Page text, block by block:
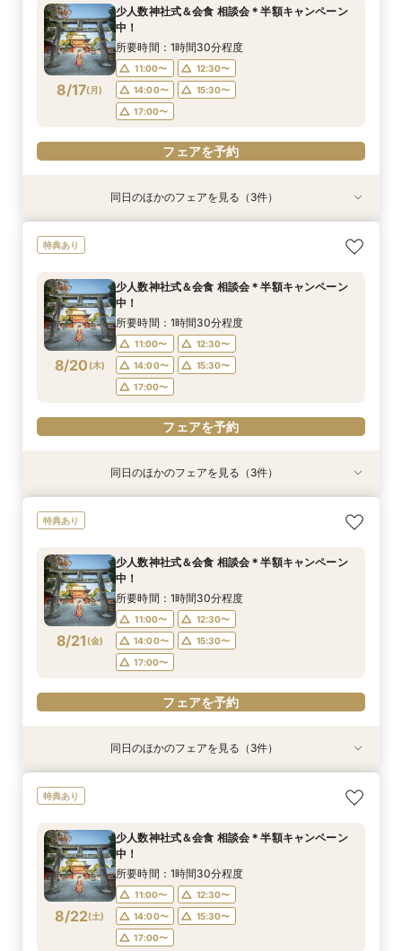
8/16(日)
14:00〜
15:30〜
17:00〜
フェアを予約
8/16(日)
14:00〜
15:30〜
17:00〜
フェアを予約
8/16(日)
フェアを予約
8/17(月)
少人数神社式＆会食 相談会＊半額キャンペーン
中！
所要時間：1時間30分程度
11:00〜
12:30〜
14:00〜
15:30〜
17:00〜
フェアを予約
8/17(月)
【少人数専門】家族に感謝を伝える結婚式＆会食
14:00〜
15:30〜
17:00〜
フェアを予約
8/17(月)
14:00〜
15:30〜
17:00〜
フェアを予約
8/17(月)
大人気！リゾートウエディング相談会（沖縄、北
フェアを予約
同日のほかのフェアを見る（3件）
特典あり
8/20 (木)
少人数神社式＆会食 相談会＊半額キャンペーン
中！
所要時間：1時間30分程度
11:00〜
12:30〜
14:00〜
15:30〜
17:00〜
フェアを予約
8/20(木)
【少人数専門】家族に感謝を伝える結婚式＆会食
14:00〜
15:30〜
17:00〜
フェアを予約
8/20(木)
14:00〜
15:30〜
17:00〜
フェアを予約
8/20(木)
大人気！リゾートウエディング相談会（沖縄、北
フェアを予約
同日のほかのフェアを見る（3件）
特典あり
8/21 (金)
少人数神社式＆会食 相談会＊半額キャンペーン
中！
所要時間：1時間30分程度
11:00〜
12:30〜
14:00〜
15:30〜
17:00〜
フェアを予約
8/21(金)
【少人数専門】家族に感謝を伝える結婚式＆会食
14:00〜
15:30〜
17:00〜
フェアを予約
8/21(金)
14:00〜
15:30〜
17:00〜
フェアを予約
8/21(金)
大人気！リゾートウエディング相談会（沖縄、北
フェアを予約
同日のほかのフェアを見る（3件）
特典あり
8/22(土)
少人数神社式＆会食 相談会＊半額キャンペーン
中！
所要時間：1時間30分程度
11:00〜
12:30〜
14:00〜
15:30〜
17:00〜